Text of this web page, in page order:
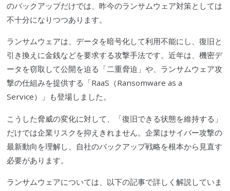
のバックアップだけでは、昨今のランサムウェア対策としては
不十分になりつつあります。
ランサムウェアは、データを暗号化して利用不能にし、復旧と
引き換えに金銭などを要求する攻撃手法です。近年は、機密デ
ータを窃取して公開を迫る「二重脅迫」や、ランサムウェア攻
撃の仕組みを提供する「RaaS（Ransomware as a
Service）」も登場しました。
こうした脅威の変化に対して、「復旧できる状態を維持する」
だけでは企業リスクを抑えきれません。企業はサイバー攻撃の
最新動向を理解し、自社のバックアップ戦略を根本から見直す
必要があります。
ランサムウェアについては、以下の記事で詳しく解説していま